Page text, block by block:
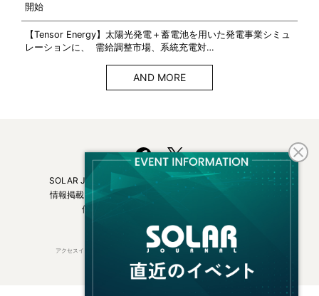
開始
【Tensor Energy】太陽光発電＋蓄電池を用いた発電事業シミュ
レーションに、 需給調整市場、系統充電対…
AND MORE
SOLAR JOURNALについて
フリーマガジンはこちら
情報掲載について
広告掲載について
個人情報保護方針
アクセスインターナショナルは持続可能な開発目標（SDGs）を支援しています。
© 2026 Access International Ltd.